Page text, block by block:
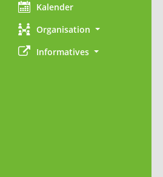
Kalender
Organisation
Informatives